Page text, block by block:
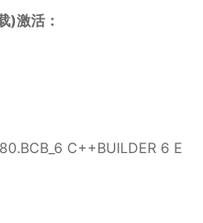
激活：
C++BUILDER 6 E